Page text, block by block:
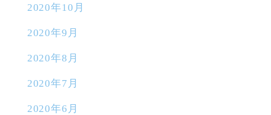
2020年10月
2020年9月
2020年8月
2020年7月
2020年6月